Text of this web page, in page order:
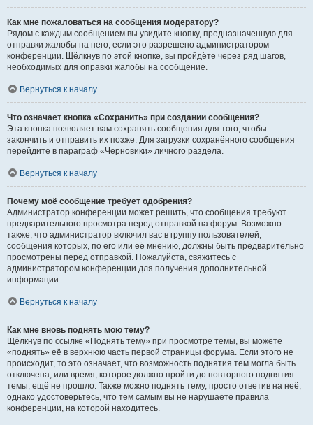
Как мне пожаловаться на сообщения модератору?
Рядом с каждым сообщением вы увидите кнопку, предназначенную для
отправки жалобы на него, если это разрешено администратором
конференции. Щёлкнув по этой кнопке, вы пройдёте через ряд шагов,
необходимых для оправки жалобы на сообщение.
Вернуться к началу
Что означает кнопка «Сохранить» при создании сообщения?
Эта кнопка позволяет вам сохранять сообщения для того, чтобы
закончить и отправить их позже. Для загрузки сохранённого сообщения
перейдите в параграф «Черновики» личного раздела.
Вернуться к началу
Почему моё сообщение требует одобрения?
Администратор конференции может решить, что сообщения требуют
предварительного просмотра перед отправкой на форум. Возможно
также, что администратор включил вас в группу пользователей,
сообщения которых, по его или её мнению, должны быть предварительно
просмотрены перед отправкой. Пожалуйста, свяжитесь с
администратором конференции для получения дополнительной
информации.
Вернуться к началу
Как мне вновь поднять мою тему?
Щёлкнув по ссылке «Поднять тему» при просмотре темы, вы можете
«поднять» её в верхнюю часть первой страницы форума. Если этого не
происходит, то это означает, что возможность поднятия тем могла быть
отключена, или время, которое должно пройти до повторного поднятия
темы, ещё не прошло. Также можно поднять тему, просто ответив на неё,
однако удостоверьтесь, что тем самым вы не нарушаете правила
конференции, на которой находитесь.